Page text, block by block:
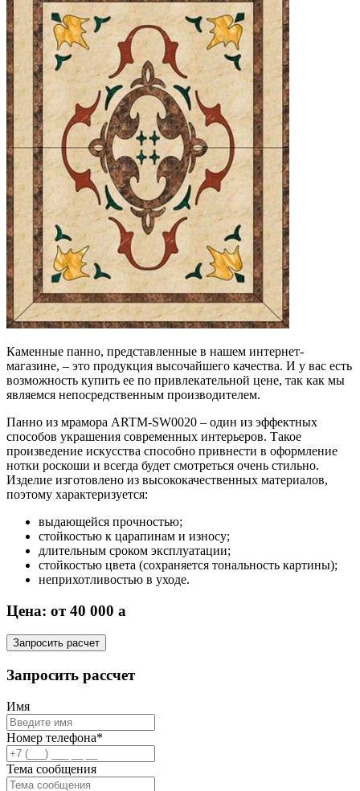
Каменные панно, представленные в нашем интернет-
магазине, – это продукция высочайшего качества. И у вас есть
возможность купить ее по привлекательной цене, так как мы
являемся непосредственным производителем.
Панно из мрамора ARTM-SW0020 – один из эффектных
способов украшения современных интерьеров. Такое
произведение искусства способно привнести в оформление
нотки роскоши и всегда будет смотреться очень стильно.
Изделие изготовлено из высококачественных материалов,
поэтому характеризуется:
выдающейся прочностью;
стойкостью к царапинам и износу;
длительным сроком эксплуатации;
стойкостью цвета (сохраняется тональность картины);
неприхотливостью в уходе.
Цена: от 40 000 a
Запросить расчет
Запросить рассчет
Имя
Номер телефона*
Тема сообщения